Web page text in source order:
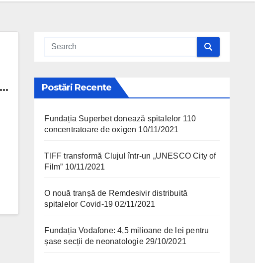
Postări Recente
Fundația Superbet donează spitalelor 110
concentratoare de oxigen 10/11/2021
TIFF transformă Clujul într-un „UNESCO City of
Film” 10/11/2021
O nouă tranșă de Remdesivir distribuită
spitalelor Covid-19 02/11/2021
Fundația Vodafone: 4,5 milioane de lei pentru
șase secții de neonatologie 29/10/2021